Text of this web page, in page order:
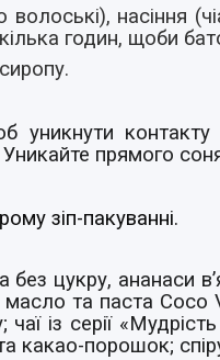
волоські),
годин, щоби
уникнути
прямого
зіп-пакуванні.
цукру, ананаси
масло та паста Сoco
із серії
какао-порошок;